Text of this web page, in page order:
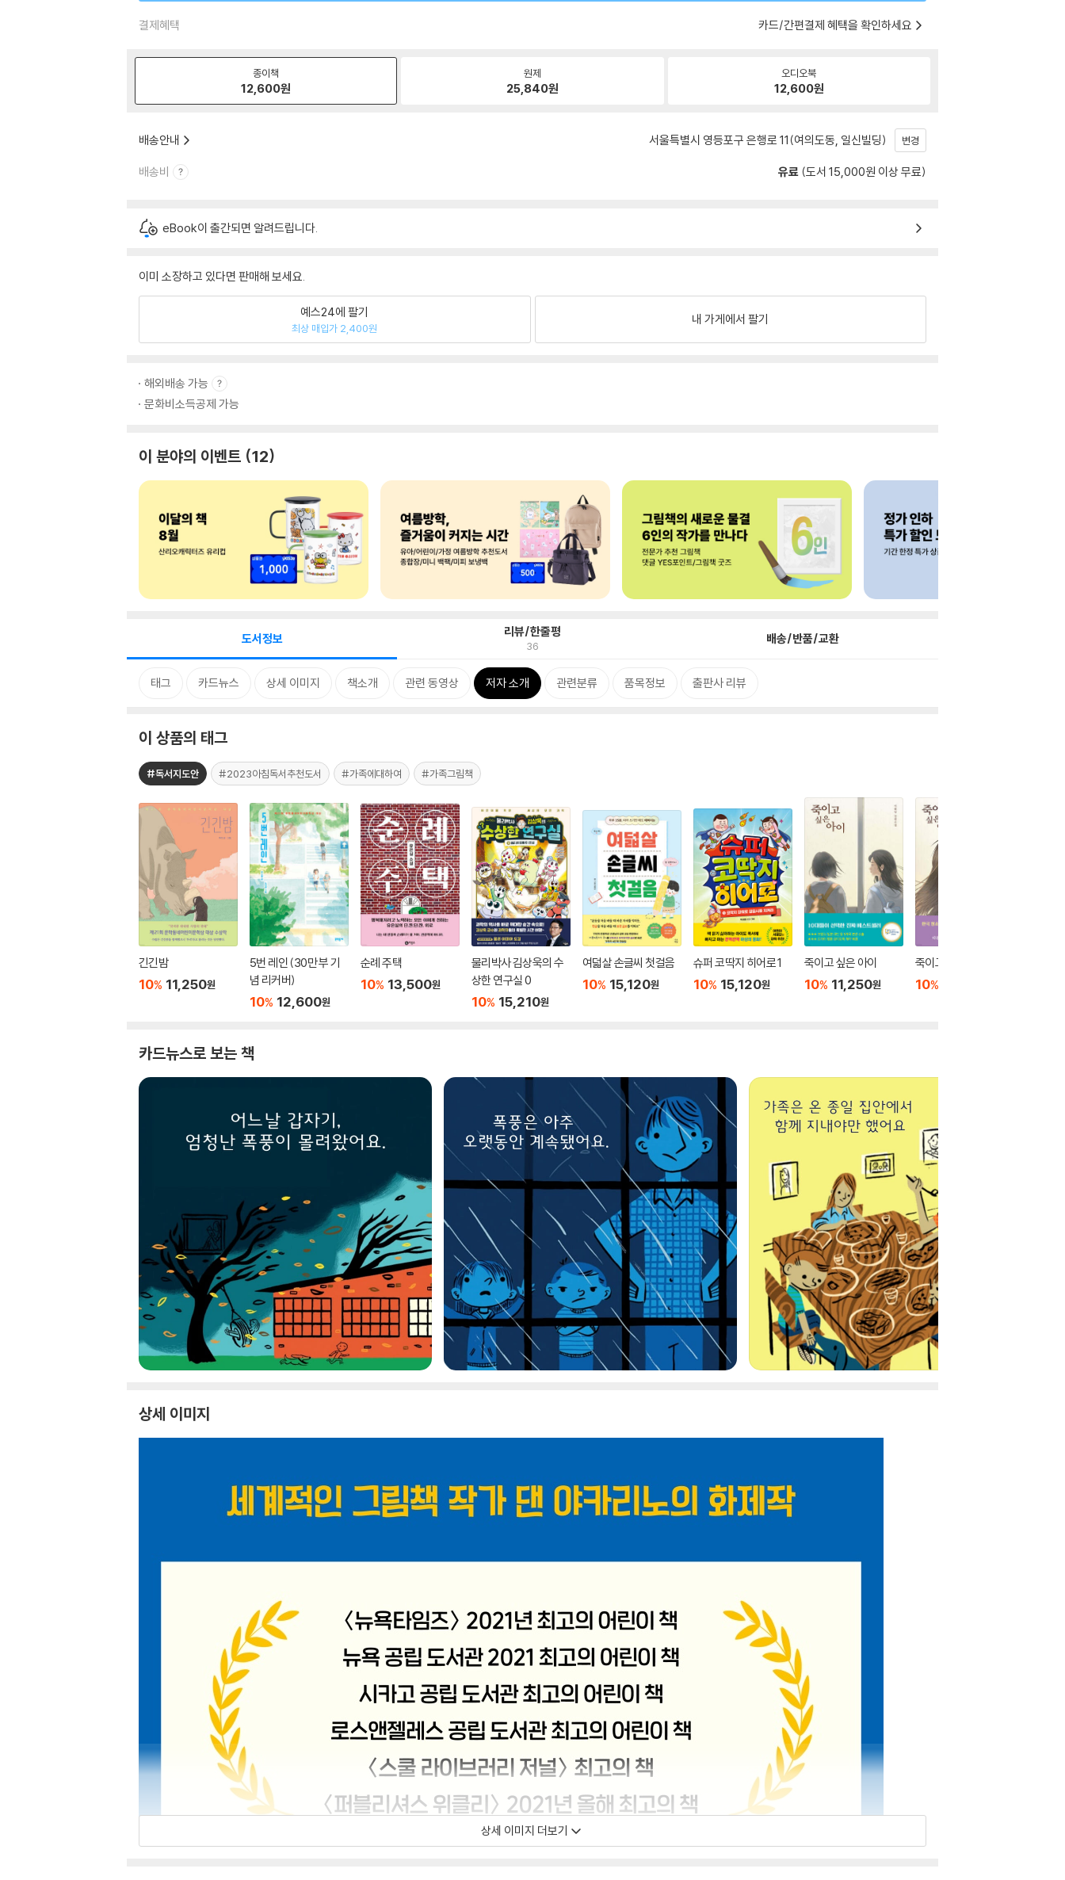
결제혜택 카드/간편결제 혜택을 확인하세요
종이책
12,600원
원제
25,840원
오디오북
12,600원
배송안내 서울특별시 영등포구 은행로 11(여의도동, 일신빌딩) 변경
배송비 유료 (도서 15,000원 이상 무료)
eBook이 출간되면 알려드립니다.
이미 소장하고 있다면 판매해 보세요.
예스24에 팔기
최상 매입가 2,400원
내 가게에서 팔기
해외배송 가능
문화비소득공제 가능
이 분야의 이벤트 12
도서정보 리뷰/한줄평
36 배송/반품/교환
태그 카드뉴스 상세 이미지 책소개 관련 동영상 저자 소개 관련분류 품목정보 출판사 리뷰
이 상품의 태그
#독서지도안 #2023아침독서추천도서 #가족에대하여 #가족그림책
긴긴밤
10% 11,250원
5번 레인 (30만 부 기
념 리커버)
10% 12,600원
순례 주택
10% 13,500원
물리박사 김상욱의 수
상한 연구실 0
10% 15,210원
여덟살 손글씨 첫걸음
10% 15,120원
슈퍼 코딱지 히어로 1
10% 15,120원
죽이고 싶은 아이
10% 11,250원
죽이고 싶은 아이 2
10%
카드뉴스로 보는 책
상세 이미지
상세 이미지 더보기